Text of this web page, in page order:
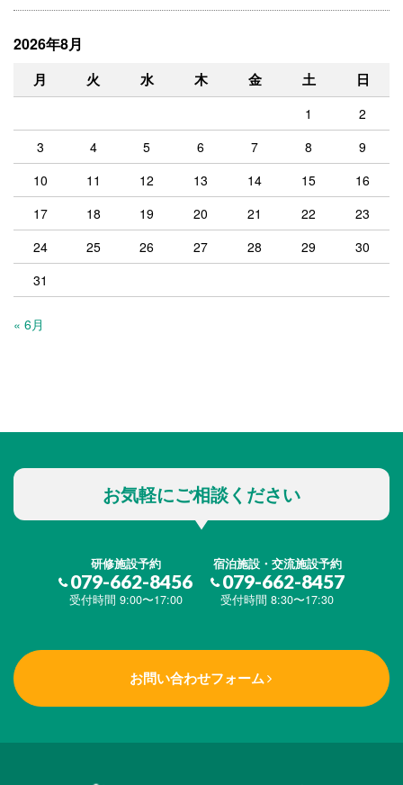
2026年8月
月 火 水 木 金 土 日
1
2
3
4 5 6 7 8
9
10
11 12 13 14 15
16
17
18 19 20 21 22
23
24
25 26 27 28 29
30
31
« 6月
お気軽にご相談ください
研修施設予約
079-662-8456
受付時間 9:00〜17:00
宿泊施設・交流施設予約
079-662-8457
受付時間 8:30〜17:30
お問い合わせフォーム